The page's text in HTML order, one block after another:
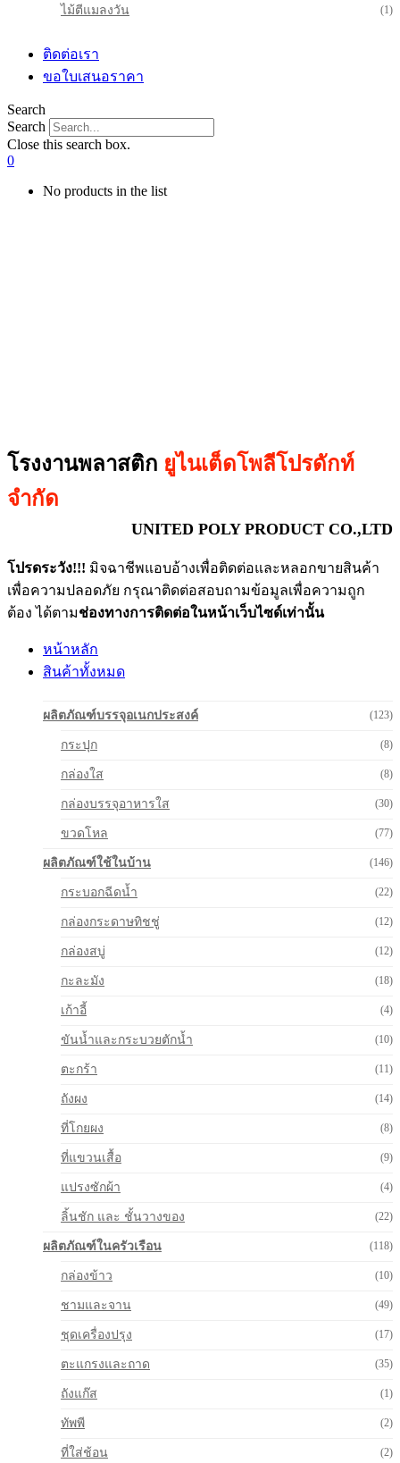
ไม้ตีแมลงวัน (1)
ติดต่อเรา
ขอใบเสนอราคา
Search
Search
Close this search box.
0
No products in the list
โรงงานพลาสติก ยูไนเต็ดโพลีโปรดักท์
จำกัด
UNITED POLY PRODUCT CO.,LTD
โปรดระวัง!!! มิจฉาชีพแอบอ้างเพื่อติดต่อและหลอกขายสินค้า
เพื่อความปลอดภัย กรุณาติดต่อสอบถามข้อมูลเพื่อความถูก
ต้อง ได้ตามช่องทางการติดต่อในหน้าเว็บไซด์เท่านั้น
หน้าหลัก
สินค้าทั้งหมด
ผลิตภัณฑ์บรรจุอเนกประสงค์ (123)
กระปุก (8)
กล่องใส (8)
กล่องบรรจุอาหารใส (30)
ขวดโหล (77)
ผลิตภัณฑ์ใช้ในบ้าน (146)
กระบอกฉีดน้ำ (22)
กล่องกระดาษทิชชู่ (12)
กล่องสบู่ (12)
กะละมัง (18)
เก้าอี้ (4)
ขันน้ำและกระบวยตักน้ำ (10)
ตะกร้า (11)
ถังผง (14)
ที่โกยผง (8)
ที่แขวนเสื้อ (9)
แปรงซักผ้า (4)
ลิ้นชัก และ ชั้นวางของ (22)
ผลิตภัณฑ์ในครัวเรือน (118)
กล่องข้าว (10)
ชามและจาน (49)
ชุดเครื่องปรุง (17)
ตะแกรงและถาด (35)
ถังแก๊ส (1)
ทัพพี (2)
ที่ใส่ช้อน (2)